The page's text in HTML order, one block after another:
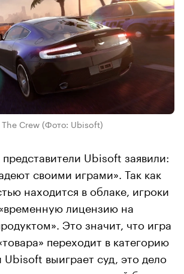
Crew (Фото: Ubisoft)
Ubisoft заявили:
своими играми». Так как
находится в облаке, игроки
лицензию на
Это значит, что игра
переходит в категорию
Ubisoft выиграет суд, это дело